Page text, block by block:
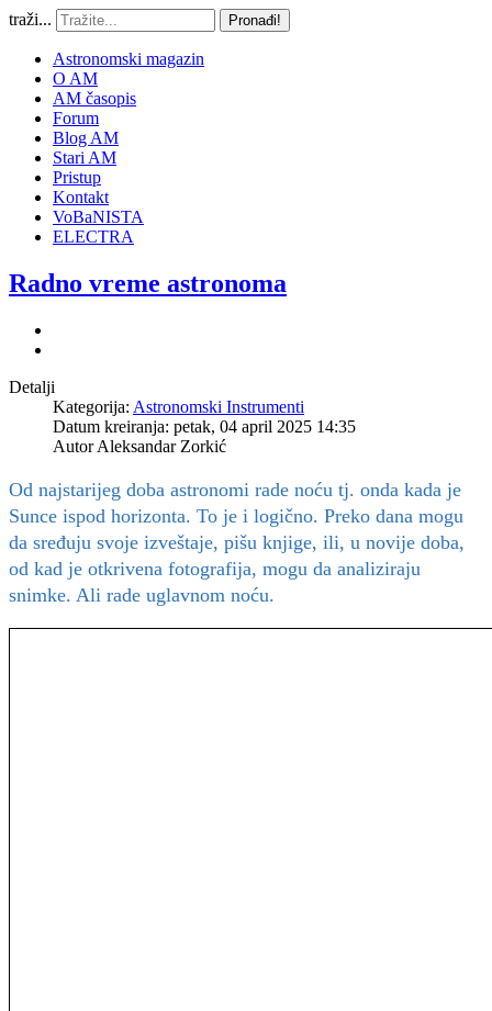
traži... Pronađi!
Astronomski magazin
O AM
AM časopis
Forum
Blog AM
Stari AM
Pristup
Kontakt
VoBaNISTA
ELECTRA
Radno vreme astronoma
Detalji
Kategorija: Astronomski Instrumenti
Datum kreiranja: petak, 04 april 2025 14:35
AutorAleksandar Zorkić
Od najstarijeg doba astronomi rade noću tj. onda kada je
Sunce ispod horizonta. To je i logično. Preko dana mogu
da sređuju svoje izveštaje, pišu knjige, ili, u novije doba,
od kad je otkrivena fotografija, mogu da analiziraju
snimke. Ali rade uglavnom noću.